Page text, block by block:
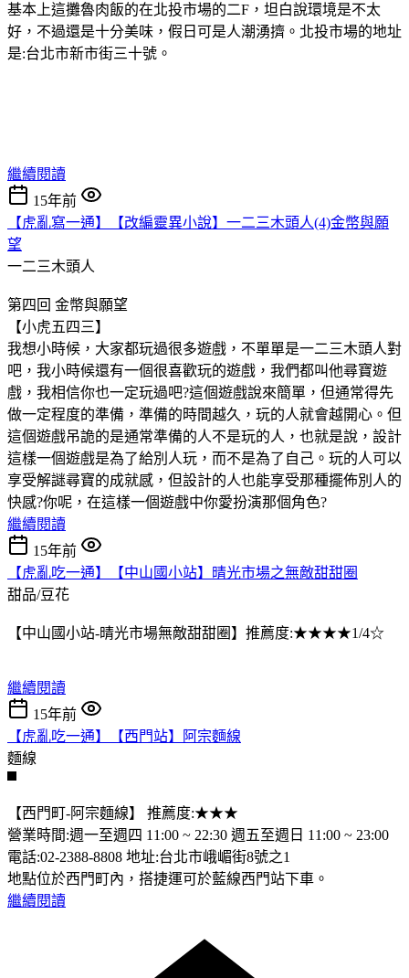
基本上這攤魯肉飯的在北投市場的二F，坦白說環境是不太
好，不過還是十分美味，假日可是人潮湧擠。北投市場的地址
是:台北市新市街三十號。
繼續閱讀
15年前
【虎亂寫一通】【改編靈異小說】一二三木頭人(4)金幣與願
望
一二三木頭人
第四回 金幣與願望
【小虎五四三】
我想小時候，大家都玩過很多遊戲，不單單是一二三木頭人對
吧，我小時候還有一個很喜歡玩的遊戲，我們都叫他尋寶遊
戲，我相信你也一定玩過吧?這個遊戲說來簡單，但通常得先
做一定程度的準備，準備的時間越久，玩的人就會越開心。但
這個遊戲吊詭的是通常準備的人不是玩的人，也就是說，設計
這樣一個遊戲是為了給別人玩，而不是為了自己。玩的人可以
享受解謎尋寶的成就感，但設計的人也能享受那種擺佈別人的
快感?你呢，在這樣一個遊戲中你愛扮演那個角色?
繼續閱讀
15年前
【虎亂吃一通】【中山國小站】晴光市場之無敵甜甜圈
甜品/豆花
【中山國小站-晴光市場無敵甜甜圈】推薦度:★★★★1/4☆
繼續閱讀
15年前
【虎亂吃一通】【西門站】阿宗麵線
麵線
【西門町-阿宗麵線】 推薦度:★★★
營業時間:週一至週四 11:00 ~ 22:30 週五至週日 11:00 ~ 23:00
電話:02-2388-8808 地址:台北市峨嵋街8號之1
地點位於西門町內，搭捷運可於藍線西門站下車。
繼續閱讀